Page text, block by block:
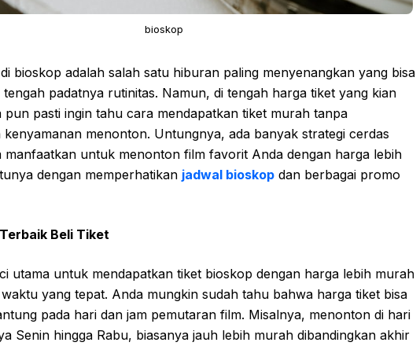
bioskop
bioskop adalah salah satu hiburan paling menyenangkan yang bisa
tengah padatnya rutinitas. Namun, di tengah harga tiket yang kian
pun pasti ingin tahu cara mendapatkan tiket murah tanpa
menonton. Untungnya, ada banyak strategi cerdas
manfaatkan untuk menonton film favorit Anda dengan harga lebih
dengan memperhatikan jadwal bioskop dan berbagai promo
Beli Tiket
utama untuk mendapatkan tiket bioskop dengan harga lebih murah
yang tepat. Anda mungkin sudah tahu bahwa harga tiket bisa
pada hari dan jam pemutaran film. Misalnya, menonton di hari
Senin hingga Rabu, biasanya jauh lebih murah dibandingkan akhir